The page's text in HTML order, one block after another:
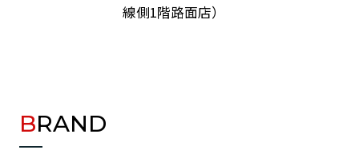
線側1階路面店）
BRAND